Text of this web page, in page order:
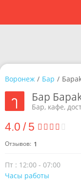
Воронеж / Бар /
Бар
Бар, кафе,
4.0 / 5
Отзывов: 1
Пт : 12:00 - 07:00
Часы работы